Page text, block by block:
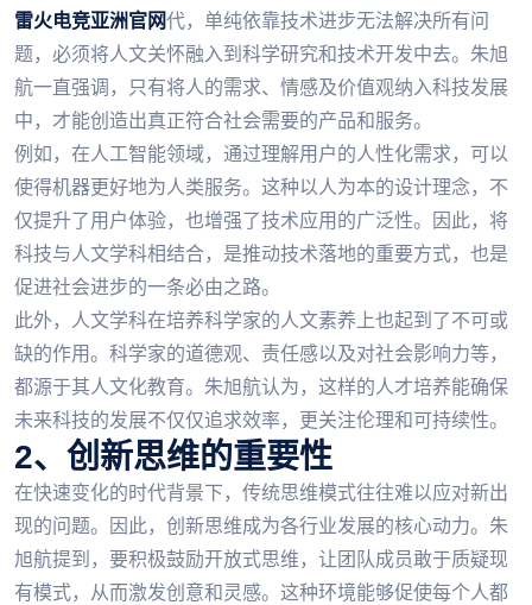
雷火电竞亚洲官网代，单纯依靠技术进步无法解决所有问
题，必须将人文关怀融入到科学研究和技术开发中去。朱旭
航一直强调，只有将人的需求、情感及价值观纳入科技发展
中，才能创造出真正符合社会需要的产品和服务。
例如，在人工智能领域，通过理解用户的人性化需求，可以
使得机器更好地为人类服务。这种以人为本的设计理念，不
仅提升了用户体验，也增强了技术应用的广泛性。因此，将
科技与人文学科相结合，是推动技术落地的重要方式，也是
促进社会进步的一条必由之路。
此外，人文学科在培养科学家的人文素养上也起到了不可或
缺的作用。科学家的道德观、责任感以及对社会影响力等，
都源于其人文化教育。朱旭航认为，这样的人才培养能确保
未来科技的发展不仅仅追求效率，更关注伦理和可持续性。
2、创新思维的重要性
在快速变化的时代背景下，传统思维模式往往难以应对新出
现的问题。因此，创新思维成为各行业发展的核心动力。朱
旭航提到，要积极鼓励开放式思维，让团队成员敢于质疑现
有模式，从而激发创意和灵感。这种环境能够促使每个人都